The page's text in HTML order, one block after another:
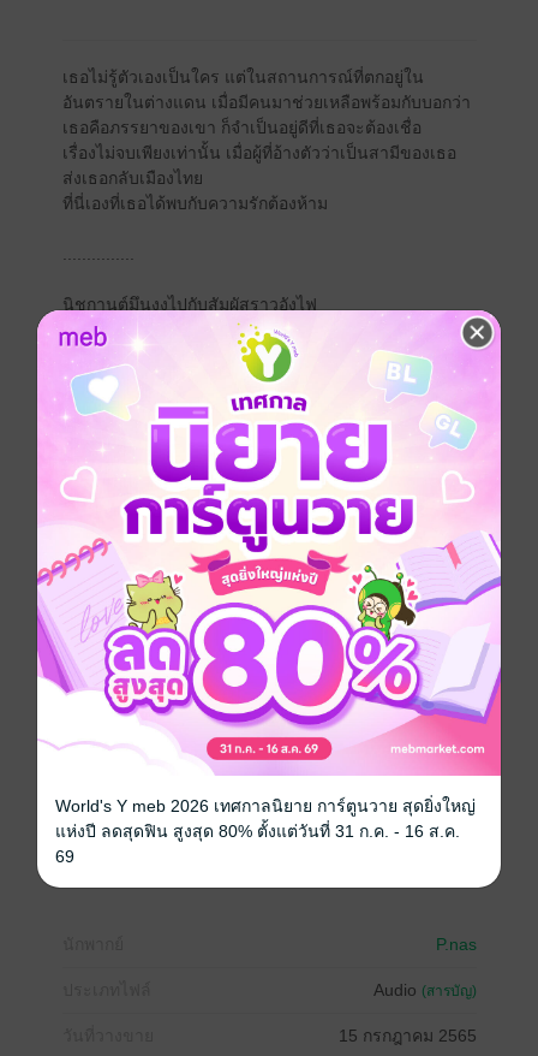
เธอไม่รู้ตัวเองเป็นใคร แต่ในสถานการณ์ที่ตกอยู่ใน
อันตรายในต่างแดน เมื่อมีคนมาช่วยเหลือพร้อมกับบอกว่า
เธอคือภรรยาของเขา ก็จำเป็นอยู่ดีที่เธอจะต้องเชื่อ
เรื่องไม่จบเพียงเท่านั้น เมื่อผู้ที่อ้างตัวว่าเป็นสามีของเธอ
ส่งเธอกลับเมืองไทย
ที่นี่เองที่เธอได้พบกับความรักต้องห้าม
นิชกานต์มึนงงไปกับสัมผัสราวอังไฟ
ยิ่งหล่อนไม่ห้ามปราม ดูว่าเขาจะยิ่งย่ามใจ
แรกทีเดียว จิรทีปต์ก็ไม่ได้คิดว่าอะไรๆจะไปไกลกว่าที่ตั้งใจ
ไว้
แต่พอเขาเข้าใกล้ ได้จูบ ได้แตะสัมผัสผิวเนียนนุ่ม สูดกลิ่น
กายหอมละมุนเข้าปอด และยังได้ลิ้มรสปากอิ่มนุ่มแสน
หวาน เขาก็เกิดเสียดายที่จะถอนปากถอนจมูกและมือที่
กำลังลูบสัมผัส
ทุกอย่างที่เกิดขึ้นและดำเนินไปอยู่เหนือความตั้งใจ
ร่างสูงแกร่งทาบทับร่างนุ่มละมุน โดยตัวเขาเองไม่คิดที่จะ
ผละออกห่างสักนาที
นิชกานต์ไม่ประท้วง ไม่ขัดขวางเขาสักอย่าง เมื่อเขา
ปลดเปลื้องอาภรณ์ที่หล่อนสวมอยู่ ซึ่งเป็นชุดอยู่กับบ้าน
ยาวกรอมเท้าหลวมๆ ออกจากตัว
ในความรู้สึกของนิชกานต์ หล่อนรู้แต่เพียงว่าเนื้อตัวกำลัง
จะละลายไปกับสัมผัสรุมร้อน แต่ก็อุตส่าห์มีอยู่ช่วงหนึ่ง ที่
หล่อนพอจะมีสติ คือเมื่อเขาผละออกห่าง เพื่อถอดเสื้อผ้า
ของเขาออกจากตัว
ไม่ทันที่หล่อนจะคิดการอะไรได้มากกว่าจ้องมองเรือนกาย
อย่างตื่นตะลึง เขาก็ได้แนบกายลงมาแล้ว
นิยายเสียง
P.nas
Audio (สารบัญ)
15 กรกฎาคม 2565
World's Y meb 2026 เทศกาลนิยาย การ์ตูนวาย สุดยิ่งใหญ่
แห่งปี ลดสุดฟิน สูงสุด 80% ตั้งแต่วันที่ 31 ก.ค. - 16 ส.ค.
69